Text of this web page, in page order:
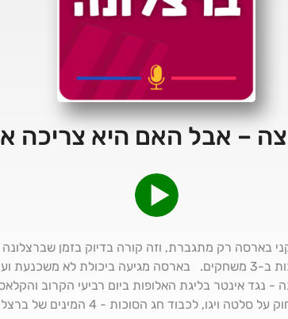
– אבל האם היא צריכה
בארסה רק מתגברת, וזה קורה בדיוק בזמן
מאז החזרה מפגרת הנבחרות עם 2 שערי זכות ב-3 משחקים. בארסה מגיעה
נגד אינטר בליגת האלופות ביום רביעי הקרוב
ראשון. אז מה בתפריט? סיכום הניצחון